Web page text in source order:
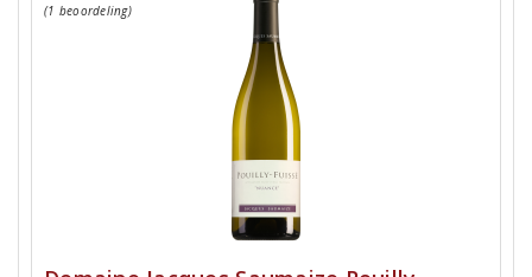
(1 beoordeling)